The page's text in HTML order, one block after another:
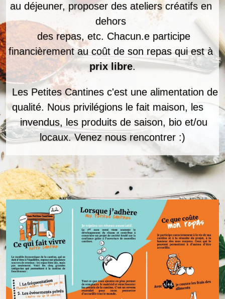
au déjeuner, proposer des ateliers créatifs en
dehors
  des repas, etc. Chacun.e participe
financièrement au coût de son repas qui est à
prix libre.
qualité. Nous privilégions le fait maison, les
  invendus, les produits de saison, bio et/ou
locaux. Venez nous rencontrer :)